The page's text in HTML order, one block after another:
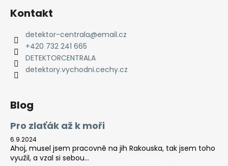
Kontakt
detektor-centrala@email.cz
+420 732 241 665
DETEKTORCENTRALA
detektory.vychodni.cechy.cz
Blog
Pro zlaťák až k moři
6.9.2024
Ahoj, musel jsem pracovně na jih Rakouska, tak jsem toho
využil, a vzal si sebou...